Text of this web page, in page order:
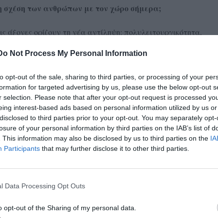
Not Process My Personal Information
opt-out of the sale, sharing to third parties, or processing of your
for targeted advertising by us, please use the below opt-out
selection. Please note that after your opt-out request is processed
interest-based ads based on personal information utilized by us
to third parties prior to your opt-out. You may separately
of your personal information by third parties on the IAB’s list of
This information may also be disclosed by us to third parties on the
Participants that may further disclose it to other third parties.
Data Processing Opt Outs
opt-out of the Sharing of my personal data.
σχέση των ανθρώπων με τον χώρο σήμερα;
άξονες ορίζουν τη νέα αντίληψη: πολυλειτουργικότητα,
παρουσία φύσης- και ψηφιακή ενσωμάτωση μέσα από
θέρμανσης και ασφάλειας.
του αρχιτέκτονα τα τελευταία χρόνια, πέρα από το
σχεδιαστικό κομμάτι;
του Master Builder, ήταν ο πολυπράγμων συντονιστής του
του είναι καθοριστικός όχι μόνον στην σύλληψη και
υλοποίηση του. Ο ρόλος αυτός διευρύνεται διαρκώς
με τον συντονισμό της μελετητικής ομάδας όλων των
των stakeholders του έργου, όσο και προς την Διαχείριση
που έφερε στο επάγγελμα ο παραμετρικός σχεδιασμός.
τη μεγαλύτερη ευθύνη σήμερα απέναντι στους
και βιοκλιματικό σχεδιασμό. Στα πλαίσια της
ο ρόλος μας στο να καθοδηγήσουμε σωστά τους πελάτες